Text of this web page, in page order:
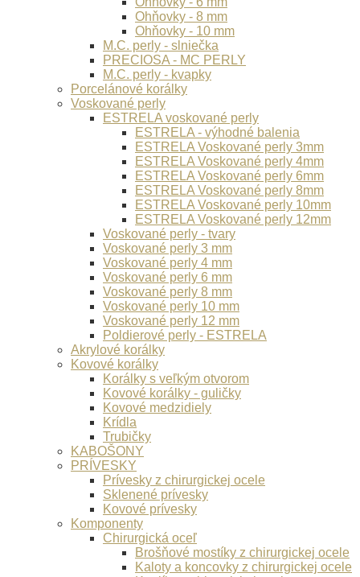
Ohňovky - 8 mm
Ohňovky - 10 mm
M.C. perly - slniečka
PRECIOSA - MC PERLY
M.C. perly - kvapky
Porcelánové korálky
Voskované perly
ESTRELA voskované perly
ESTRELA - výhodné balenia
ESTRELA Voskované perly 3mm
ESTRELA Voskované perly 4mm
ESTRELA Voskované perly 6mm
ESTRELA Voskované perly 8mm
ESTRELA Voskované perly 10mm
ESTRELA Voskované perly 12mm
Voskované perly - tvary
Voskované perly 3 mm
Voskované perly 4 mm
Voskované perly 6 mm
Voskované perly 8 mm
Voskované perly 10 mm
Voskované perly 12 mm
Poldierové perly - ESTRELA
Akrylové korálky
Kovové korálky
Korálky s veľkým otvorom
Kovové korálky - guličky
Kovové medzidiely
Krídla
Trubičky
KABOŠONY
PRÍVESKY
Prívesky z chirurgickej ocele
Sklenené prívesky
Kovové prívesky
Komponenty
Chirurgická oceľ
Brošňové mostíky z chirurgickej ocele
Kaloty a koncovky z chirurgickej ocele